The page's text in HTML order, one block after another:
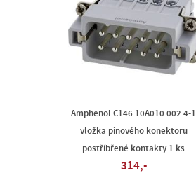
Amphenol C146 10A010 002 4-1
vložka pinového konektoru
postříbřené kontakty 1 ks
314,-